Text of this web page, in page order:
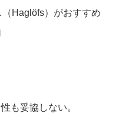
Haglöfs）がおすすめ
も妥協しない。